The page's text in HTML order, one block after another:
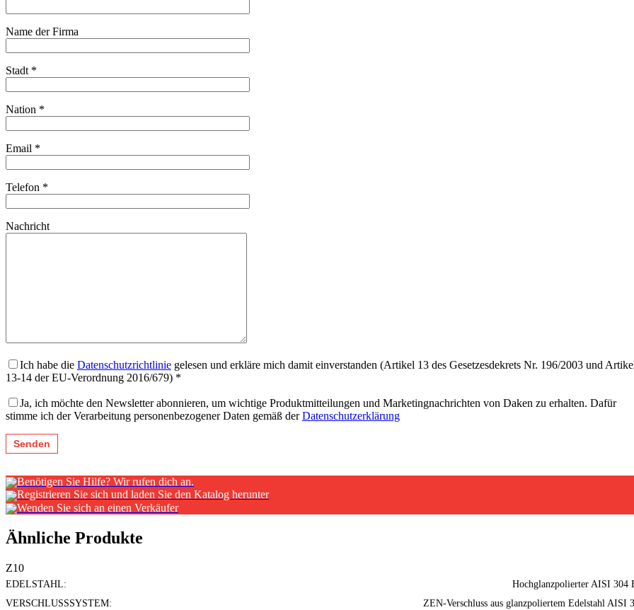
Name der Firma
Stadt *
Nation *
Email *
Telefon *
Nachricht
Ich habe die Datenschutzrichtlinie gelesen und erkläre mich damit einverstanden (Artikel 13 des Gesetzesdekrets Nr. 196/2003 und
13-14 der EU-Verordnung 2016/679) *
Ja, ich möchte den Newsletter abonnieren, um wichtige Produktmitteilungen und Marketingnachrichten von Daken zu erhalten. Dafür
stimme ich der Verarbeitung personenbezogener Daten gemäß derDatenschutzerklärung
Benötigen Sie Hilfe? Wir rufen dich an.
Registrieren Sie sich und laden Sie den Katalog herunter
Wenden Sie sich an einen Verkäufer
Ähnliche Produkte
Z10
EDELSTAHL:
Hochglanzpolierter AISI 304
VERSCHLUSSSYSTEM:
ZEN-Verschluss aus glanzpoliertem Edelstahl AISI